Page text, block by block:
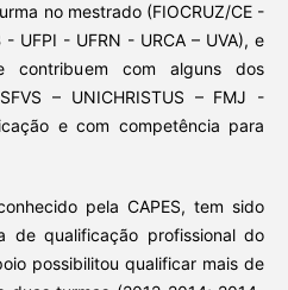
no mestrado (FIOCRUZ/CE -
UFPI - UFRN - URCA – UVA), e
contribuem com alguns dos
– UNICHRISTUS – FMJ -
e com competência para
pela CAPES, tem sido
de qualificação profissional do
possibilitou qualificar mais de